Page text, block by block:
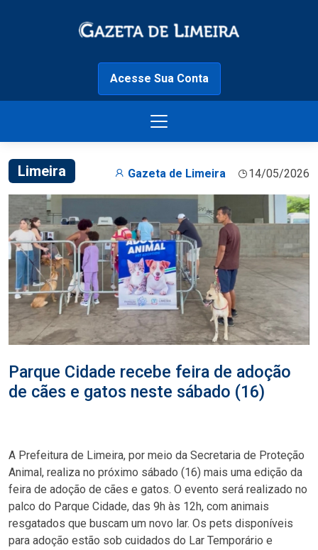
Acesse Sua Conta
Limeira Gazeta de Limeira 14/05/2026
Parque Cidade recebe feira de adoção
de cães e gatos neste sábado (16)
A Prefeitura de Limeira, por meio da Secretaria de Proteção
Animal, realiza no próximo sábado (16) mais uma edição da
feira de adoção de cães e gatos. O evento será realizado no
palco do Parque Cidade, das 9h às 12h, com animais
resgatados que buscam um novo lar. Os pets disponíveis
para adoção estão sob cuidados do Lar Temporário e